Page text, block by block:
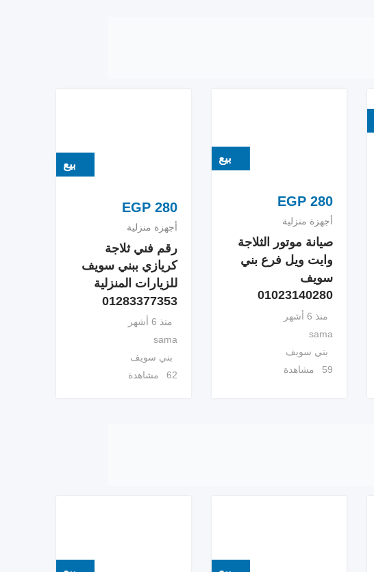
بيع
EGP280
أجهزة منزلية
صيانة موتور الثلاجة
وايت ويل فرع بني
سويف
01023140280
منذ 6 أشهر
sama
بني سويف
59 مشاهدة
بيع
EGP280
أجهزة منزلية
رقم فني ثلاجة
كريازي ببني سويف
للزيارات المنزلية
01283377353
منذ 6 أشهر
sama
بني سويف
62 مشاهدة